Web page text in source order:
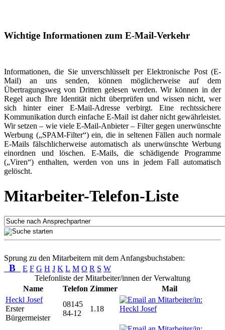
Wichtige Informationen zum E-Mail-Verkehr
Informationen, die Sie unverschlüsselt per Elektronische Post (E-
Mail) an uns senden, können möglicherweise auf dem
Übertragungsweg von Dritten gelesen werden. Wir können in der
Regel auch Ihre Identität nicht überprüfen und wissen nicht, wer
sich hinter einer E-Mail-Adresse verbirgt. Eine rechtssichere
Kommunikation durch einfache E-Mail ist daher nicht gewährleistet.
Wir setzen – wie viele E-Mail-Anbieter – Filter gegen unerwünschte
Werbung („SPAM-Filter“) ein, die in seltenen Fällen auch normale
E-Mails fälschlicherweise automatisch als unerwünschte Werbung
einordnen und löschen. E-Mails, die schädigende Programme
(„Viren“) enthalten, werden von uns in jedem Fall automatisch
gelöscht.
Mitarbeiter-Telefon-Liste
Sprung zu den Mitarbeitern mit dem Anfangsbuchstaben:
B E F G H J K L M O R S W
Telefonliste der Mitarbeiter/innen der Verwaltung
Name
Telefon Zimmer
Mail
Heckl Josef
Erster
Bürgermeister
08145
84-12
1.18